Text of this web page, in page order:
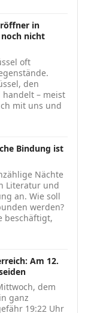
in
nicht
oft
den
handelt – meist
mit uns und
Bindung ist
Nächte
Literatur und
an. Wie soll
werden?
beschäftigt,
Am 12.
dem
ganz
19:22 Uhr